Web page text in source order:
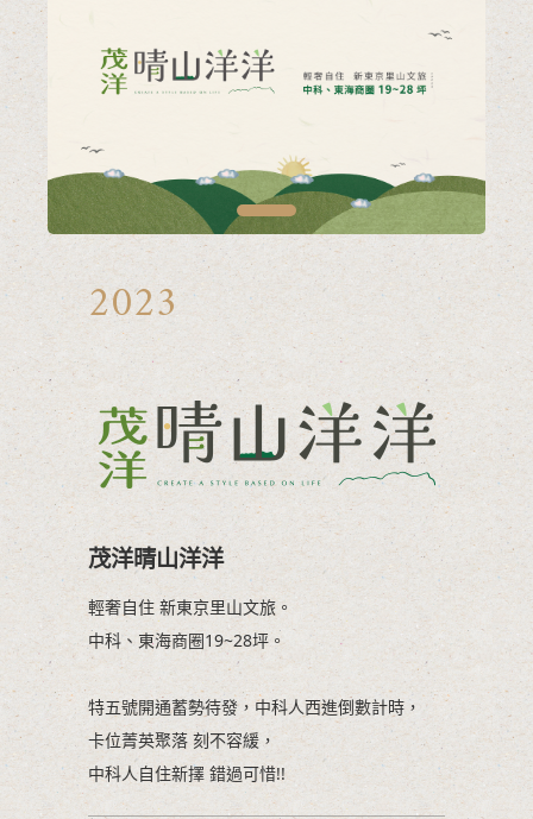
2023
茂洋晴山洋洋
輕奢自住 新東京里山文旅。
中科、東海商圈19~28坪。
特五號開通蓄勢待發，中科人西進倒數計時，
卡位菁英聚落 刻不容緩，
中科人自住新擇 錯過可惜!!